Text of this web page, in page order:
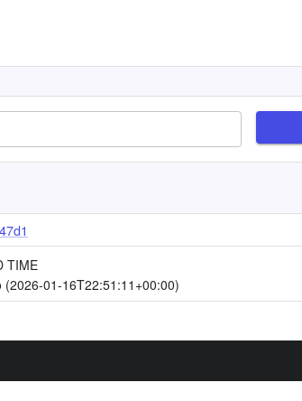
TIME
(2026-01-16T22:51:11+00:00)